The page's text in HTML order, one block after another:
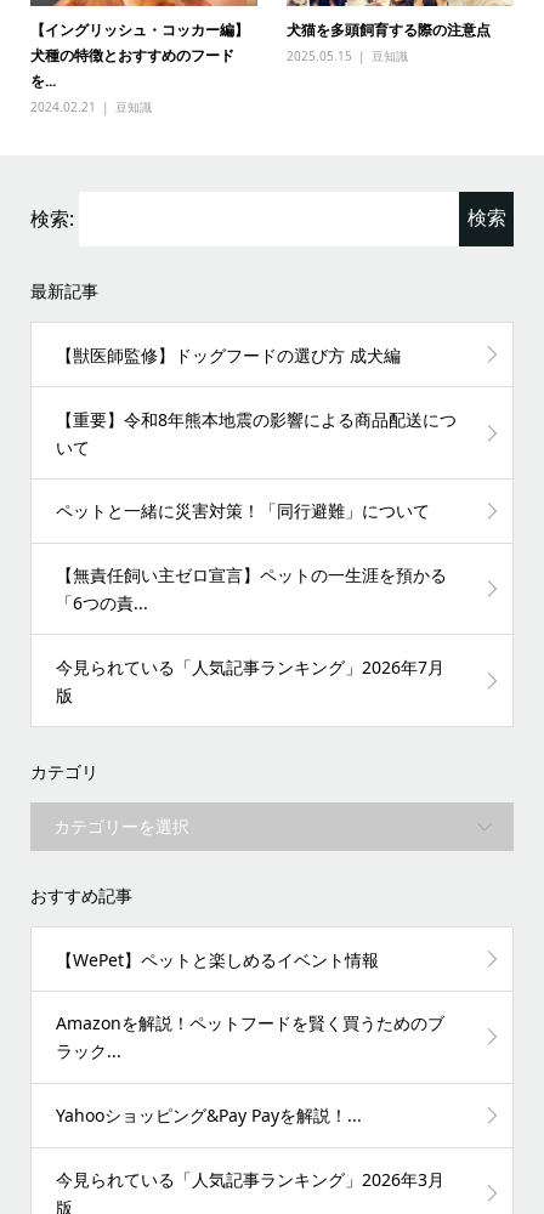
【イングリッシュ・コッカー編】
犬種の特徴とおすすめのフード
を...
2024.02.21 豆知識
犬猫を多頭飼育する際の注意点
2025.05.15 豆知識
検索:
最新記事
【獣医師監修】ドッグフードの選び方 成犬編
【重要】令和8年熊本地震の影響による商品配送につ
いて
ペットと一緒に災害対策！「同行避難」について
【無責任飼い主ゼロ宣言】ペットの一生涯を預かる
「6つの責...
今見られている「人気記事ランキング」2026年7月
版
カテゴリ
おすすめ記事
【WePet】ペットと楽しめるイベント情報
Amazonを解説！ペットフードを賢く買うためのブ
ラック...
Yahooショッピング&Pay Payを解説！...
今見られている「人気記事ランキング」2026年3月
版